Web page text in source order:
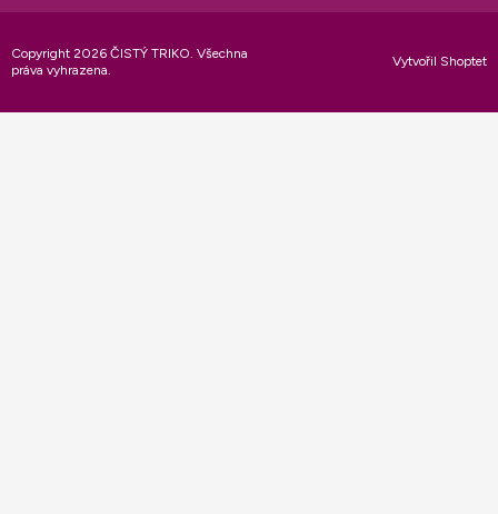
Vytvořil Shoptet
Copyright 2026 ČISTÝ TRIKO . Všechna
práva vyhrazena.